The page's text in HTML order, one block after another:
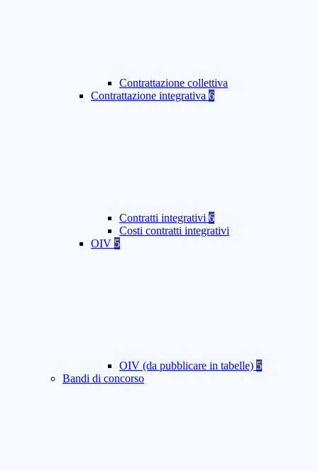
Contrattazione collettiva
Contrattazione integrativa 6
Contratti integrativi 6
Costi contratti integrativi
OIV 5
OIV (da pubblicare in tabelle) 5
Bandi di concorso